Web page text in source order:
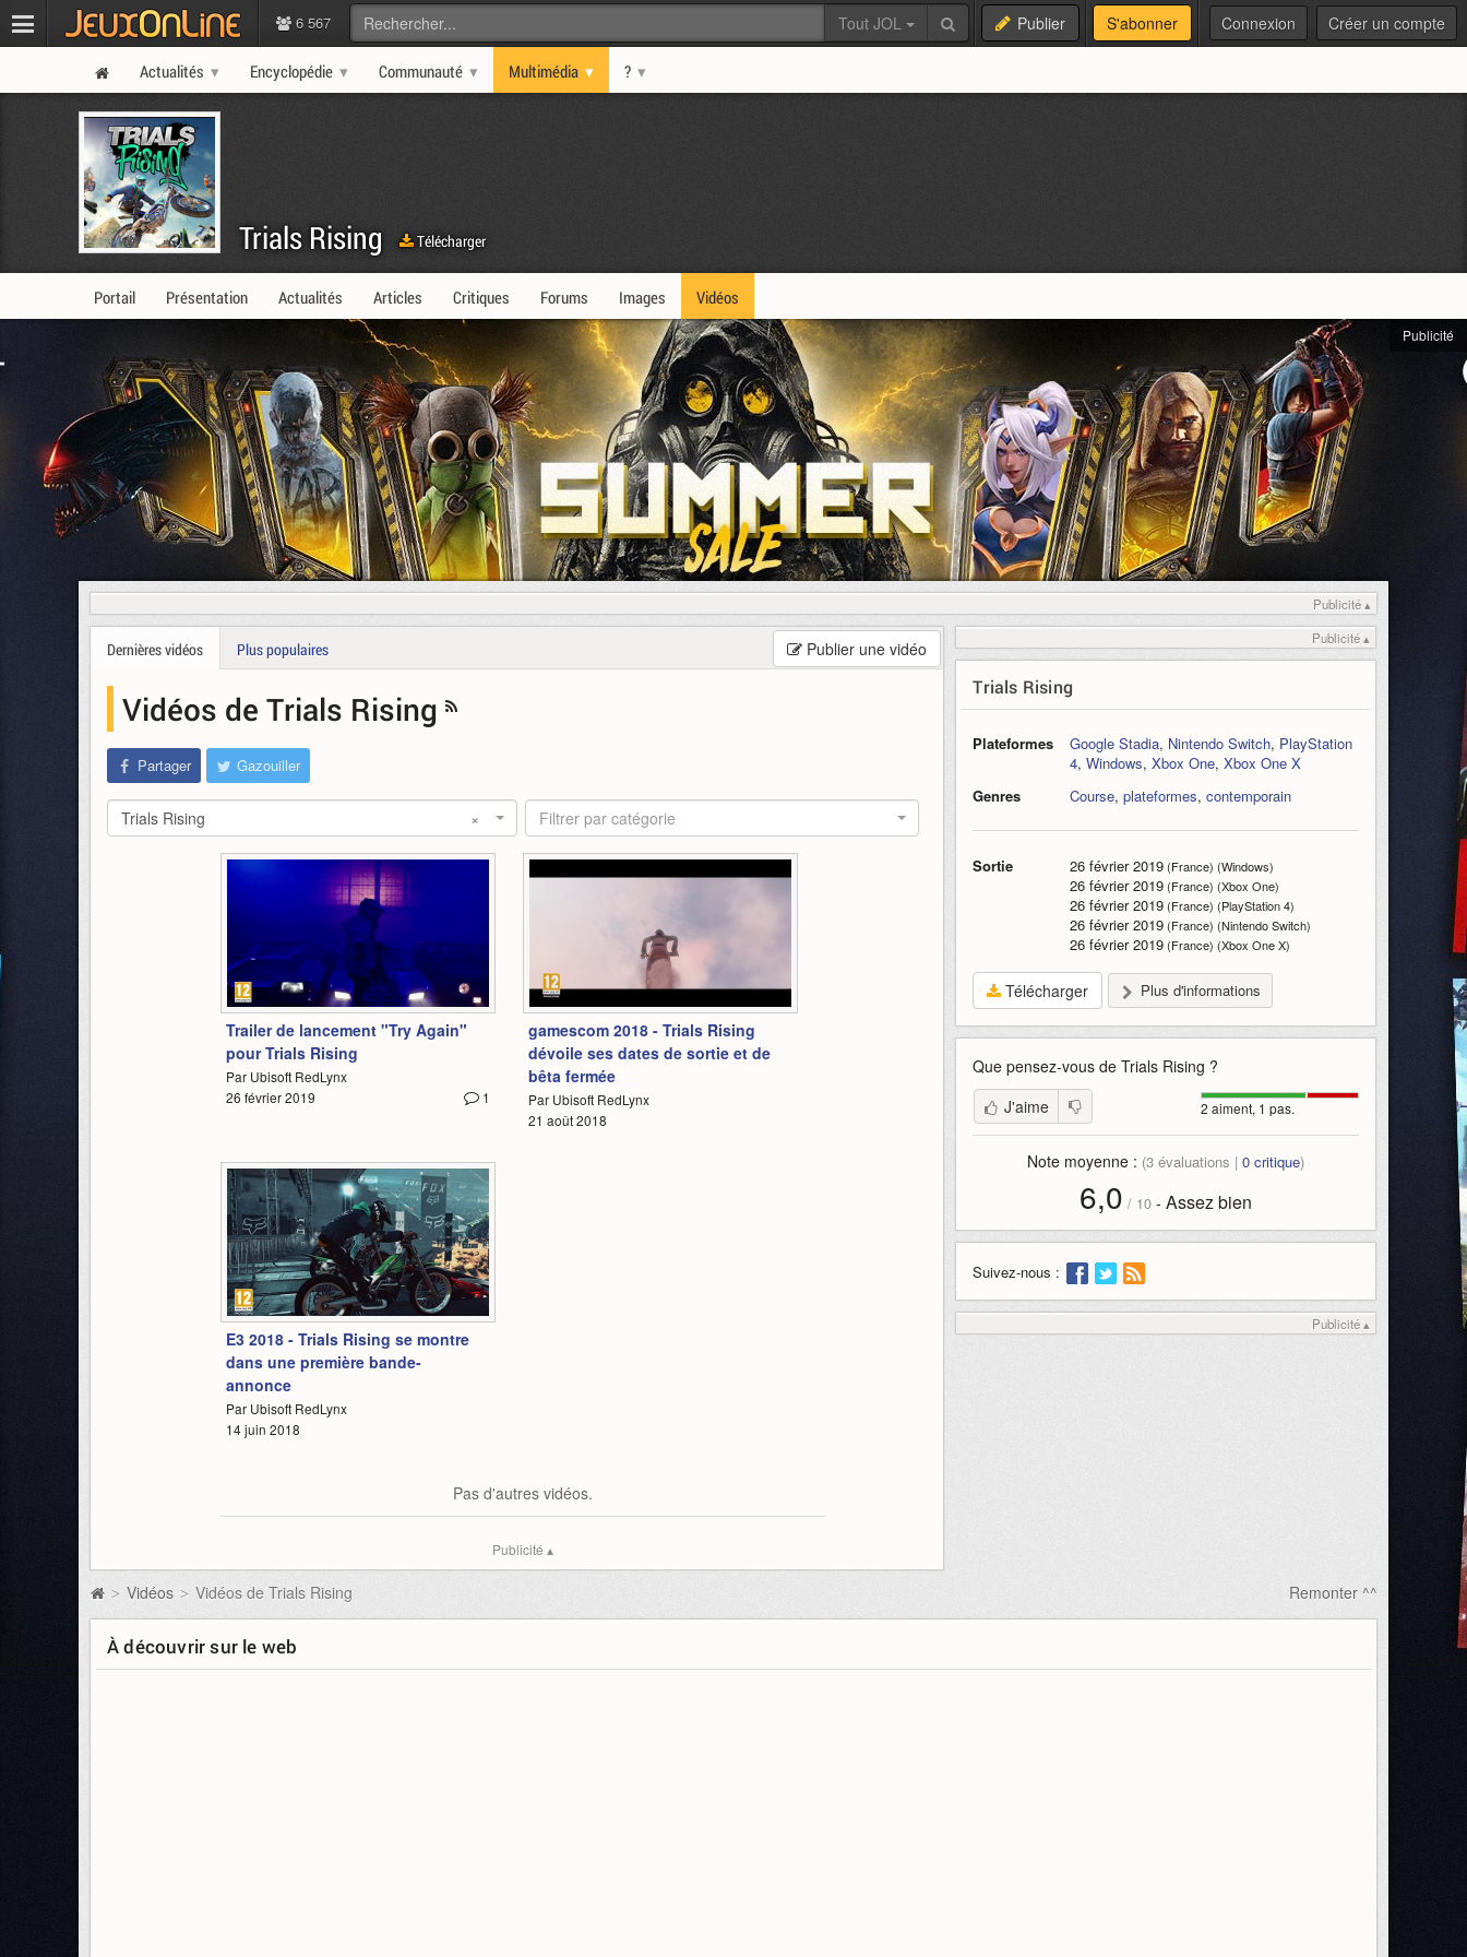
6 567 Tout JOL Publier S'abonner Connexion Créer un compte
Actualités Encyclopédie Communauté Multimédia ?
Trials Rising Télécharger
Portail Présentation Actualités Articles Critiques Forums Images Vidéos
Publicité
Publicité ▴
Publier une vidéo
Dernières vidéos Plus populaires
Vidéos de Trials Rising
Partager Gazouiller
×
Trials Rising Filtrer par catégorie
2:08
Trailer de lancement "Try Again"
pour Trials Rising
Par Ubisoft RedLynx
1
26 février 2019
1:09
gamescom 2018 - Trials Rising
dévoile ses dates de sortie et de
bêta fermée
Par Ubisoft RedLynx
21 août 2018
1:30
E3 2018 - Trials Rising se montre
dans une première bande-
annonce
Par Ubisoft RedLynx
14 juin 2018
Pas d'autres vidéos.
Publicité ▴
Publicité ▴
Trials Rising
Plateformes Google Stadia, Nintendo Switch, PlayStation
4,Windows,Xbox One,Xbox One X
Genres
Course,plateformes,contemporain
Sortie 26 février 2019(France) (Windows)
26 février 2019(France) (Xbox One)
26 février 2019(France) (PlayStation 4)
26 février 2019(France) (Nintendo Switch)
26 février 2019(France) (Xbox One X)
Télécharger Plus d'informations
Que pensez-vous deTrials Rising ?
2 aiment, 1 pas.
J'aime
Note moyenne : (3 évaluations |0 critique)
6,0 / 10 -Assez bien
Suivez-nous :
Publicité ▴
Remonter ^^
> Vidéos > Vidéos de Trials Rising
À découvrir sur le web